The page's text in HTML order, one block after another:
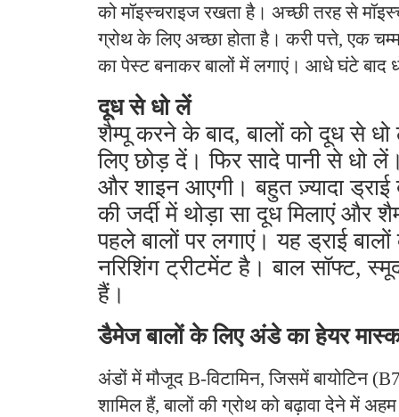
को मॉइस्चराइज रखता है। अच्छी तरह से
ग्रोथ के लिए अच्छा होता है। करी पत्ते, एक
का पेस्ट बनाकर बालों में लगाएं। आधे घंटे बाद
दूध से धो लें
शैम्पू करने के बाद, बालों को दूध से
लिए छोड़ दें। फिर सादे पानी से धो
और शाइन आएगी। बहुत ज़्यादा
की जर्दी में थोड़ा सा दूध मिलाएं और
पहले बालों पर लगाएं। यह ड्राई
नरिशिंग ट्रीटमेंट है। बाल सॉफ्ट,
हैं।
डैमेज बालों के लिए अंडे का हेयर
अंडों में मौजूद B-विटामिन, जिसमें बायोटिन
शामिल हैं, बालों की ग्रोथ को बढ़ावा देने में